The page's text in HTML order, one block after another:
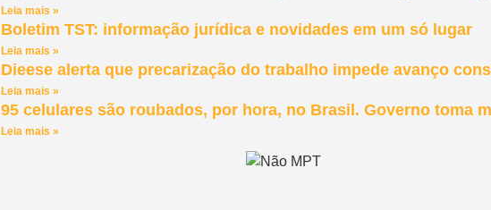
Leia mais »
Boletim TST: informação jurídica e novidades em um só lugar
Leia mais »
Dieese alerta que precarização do trabalho impede avanço
Leia mais »
95 celulares são roubados, por hora, no Brasil. Governo toma
Leia mais »